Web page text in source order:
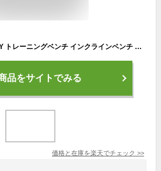
■9/11迄 SALE価格■ 4WAY トレーニングベンチ インクラインベンチ フラットベンチ ダンベル トレーニング ベンチ ベンチプレス ベンチプレス台 ホームジム トレーニングマシン 折りたたみ 筋トレ 自宅 腹筋 コンパクト 角度調整
品をサイトでみる
価格と在庫を楽天でチェック >>